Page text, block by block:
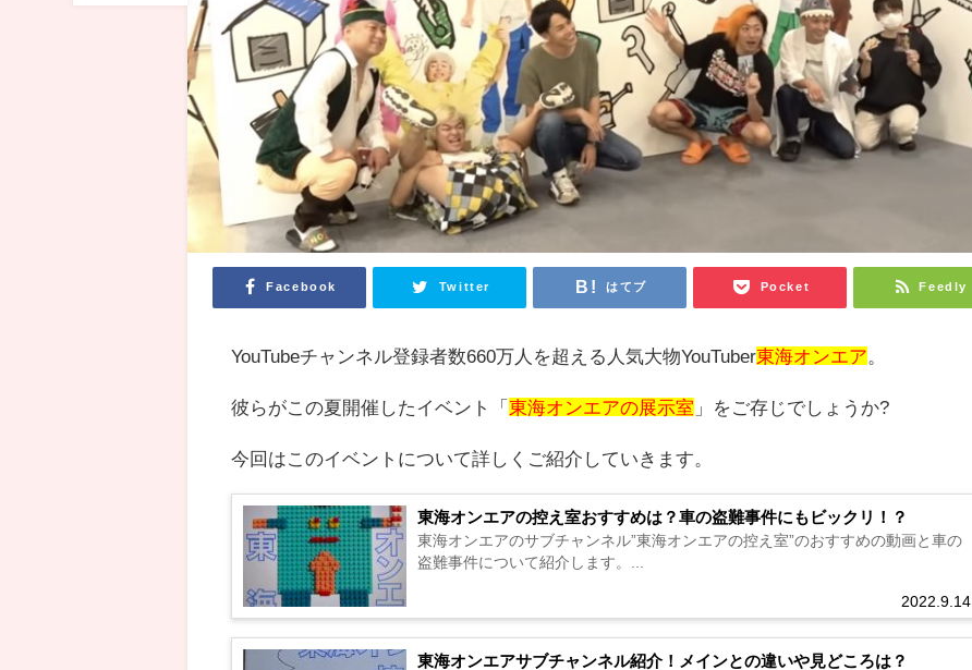
Facebook Twitter はてブ Pocket Feedly
YouTubeチャンネル登録者数660万人を超える人気大物YouTuber東海オンエア
彼らがこの夏開催したイベント「東海オンエアの展示室 」をご存じでしょうか?
今回はこのイベントについて詳しくご紹介していきます。
東海オンエアの控え室おすすめは？車の盗難事件にもビックリ！？
2022.9.14
東海オンエアのサブチャンネル”東海オンエアの控え室”のおすすめの動画と車の
盗難事件について紹介します。...
東海オンエアサブチャンネル紹介！メインとの違いや見どころは？